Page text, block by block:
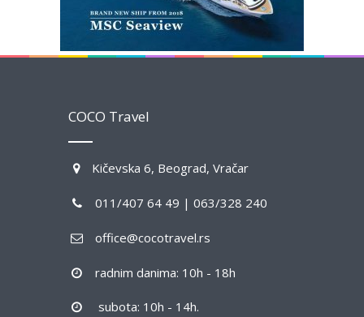
COCO Travel
Kičevska 6, Beograd, Vračar
011/407 64 49 | 063/328 240
office@cocotravel.rs
radnim danima: 10h - 18h
subota: 10h - 14h.